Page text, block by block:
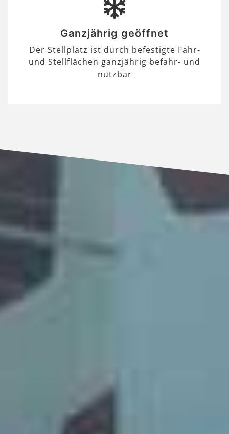
Ganzjährig geöffnet
Der Stellplatz ist durch befestigte Fahr-
und Stellflächen ganzjährig befahr- und
nutzbar